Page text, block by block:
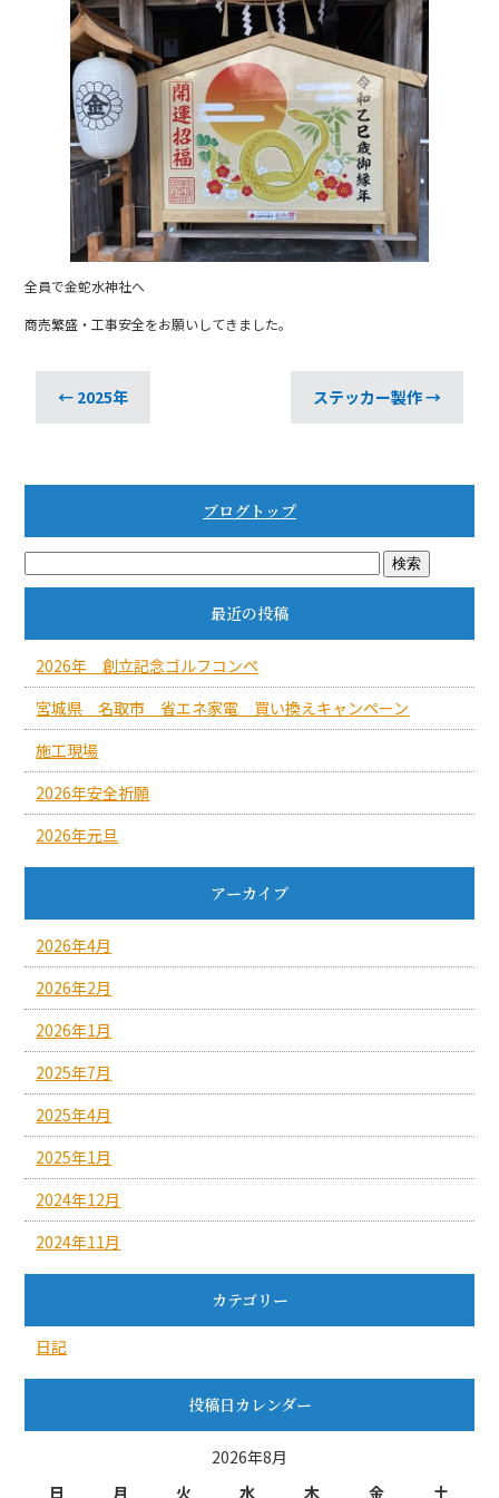
全員で金蛇水神社へ
商売繁盛・工事安全をお願いしてきました。
← 2025年 ステッカー製作→
ブログトップ
最近の投稿
2026年 創立記念ゴルフコンペ
宮城県 名取市 省エネ家電 買い換えキャンペーン
施工現場
2026年安全祈願
2026年元旦
アーカイブ
2026年4月
2026年2月
2026年1月
2025年7月
2025年4月
2025年1月
2024年12月
2024年11月
カテゴリー
日記
投稿日カレンダー
2026年8月
日
月 火 水 木 金 土